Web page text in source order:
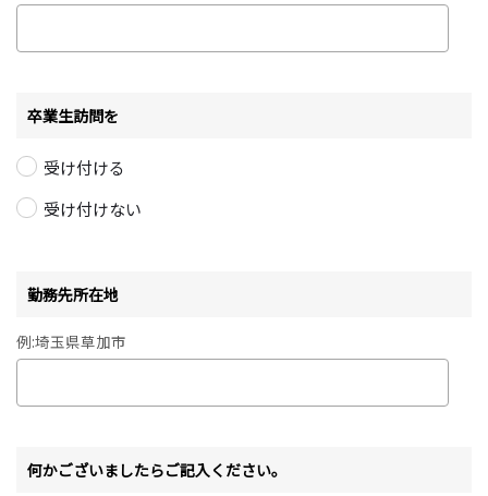
卒業生訪問を
受け付ける
受け付けない
勤務先所在地
例:埼玉県草加市
何かございましたらご記入ください。